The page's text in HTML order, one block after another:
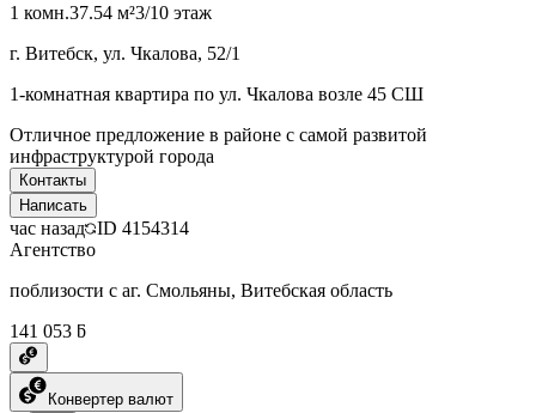
1 комн.37.54 м²3/10 этаж
г. Витебск, ул. Чкалова, 52/1
1-комнатная квартира по ул. Чкалова возле 45 СШ
Отличное предложение в районе с самой развитой
инфраструктурой города
Контакты
Написать
час назад ID 4154314
Агентство
поблизости с аг. Смольяны, Витебская область
141 053 ƃ
Конвертер валют